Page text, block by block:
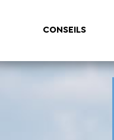
CONSEILS